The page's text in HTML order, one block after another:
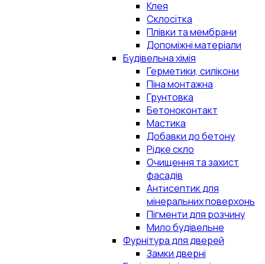
Клея
Склосітка
Плівки та мембрани
Допоміжні матеріали
Будівельна хімія
Герметики, силікони
Піна монтажна
Грунтовка
Бетоноконтакт
Мастика
Добавки до бетону
Рідке скло
Очищення та захист
фасадів
Антисептик для
мінеральних поверхонь
Пігменти для розчину
Мило будівельне
Фурнітура для дверей
Замки дверні